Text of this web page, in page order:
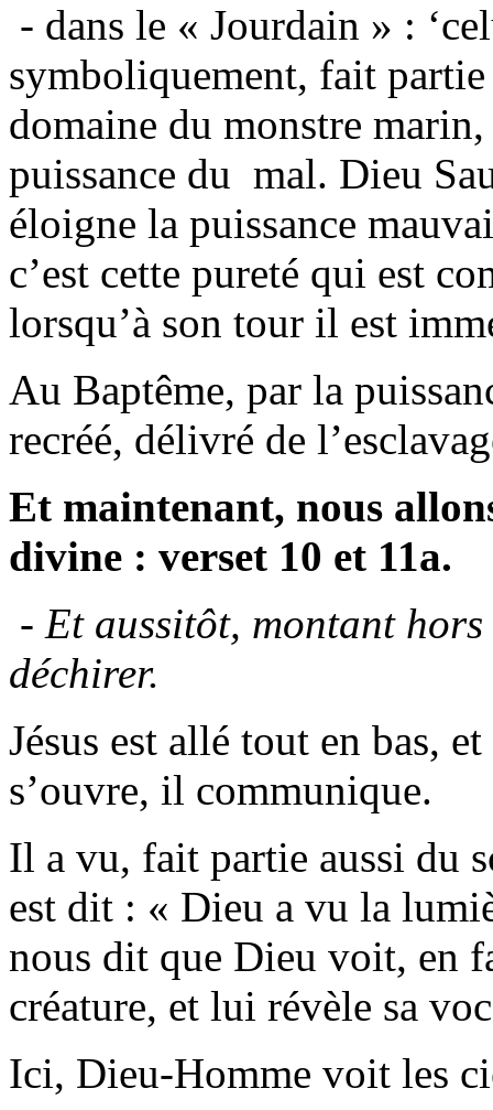
- dans le « Jourdain » :
symboliquement, fait
domaine du monstre
puissance du mal. Dieu
éloigne la puissance
c’est cette pureté qui est
lorsqu’à son tour il est
Au Baptême, par la
recréé, délivré de
Et maintenant, nous
divine : verset 10 et 11a.
- Et aussitôt, montant
déchirer.
Jésus est allé tout en bas,
s’ouvre, il communique.
Il a vu, fait partie aussi du
est dit : « Dieu a vu la
nous dit que Dieu voit, en
créature, et lui révèle sa
Ici, Dieu-Homme voit les